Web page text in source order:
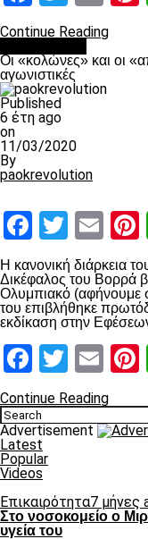
Continue Reading
Οι «κολώνες» και οι
αγωνιστικές
Published
6 έτη ago
on
11/03/2020
By
paokrevolution
Η κανονική διάρκεια
Δικέφαλος του Βορρά
Ολυμπιακό (αφήνουμε
του επιβλήθηκε
εκδίκαση στην
Continue Reading
Advertisement
Latest
Popular
Videos
Επικαιρότητα7 μήνες
Στο νοσοκομείο ο
υγεία του